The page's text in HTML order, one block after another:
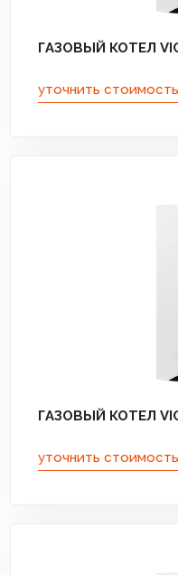
ГАЗОВЫЙ КОТЕЛ
уточнить стоимость
ГАЗОВЫЙ КОТЕЛ
уточнить стоимость